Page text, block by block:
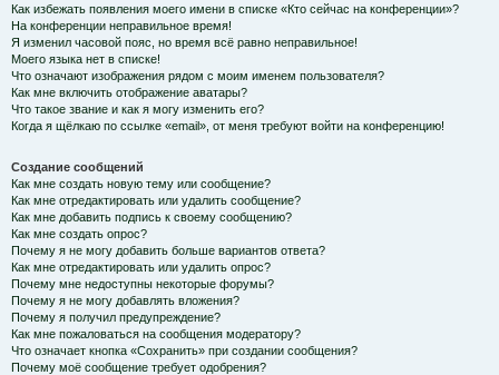
Как избежать появления моего имени в списке «Кто сейчас на конференции»?
На конференции неправильное время!
Я изменил часовой пояс, но время всё равно неправильное!
Моего языка нет в списке!
Что означают изображения рядом с моим именем пользователя?
Как мне включить отображение аватары?
Что такое звание и как я могу изменить его?
Когда я щёлкаю по ссылке «email», от меня требуют войти на конференцию!
Создание сообщений
Как мне создать новую тему или сообщение?
Как мне отредактировать или удалить сообщение?
Как мне добавить подпись к своему сообщению?
Как мне создать опрос?
Почему я не могу добавить больше вариантов ответа?
Как мне отредактировать или удалить опрос?
Почему мне недоступны некоторые форумы?
Почему я не могу добавлять вложения?
Почему я получил предупреждение?
Как мне пожаловаться на сообщения модератору?
Что означает кнопка «Сохранить» при создании сообщения?
Почему моё сообщение требует одобрения?